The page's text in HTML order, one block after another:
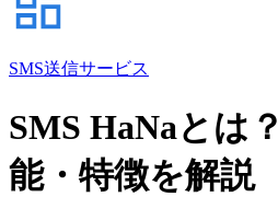
SMS送信サービス
SMS HaNaとは
能・特徴を解説